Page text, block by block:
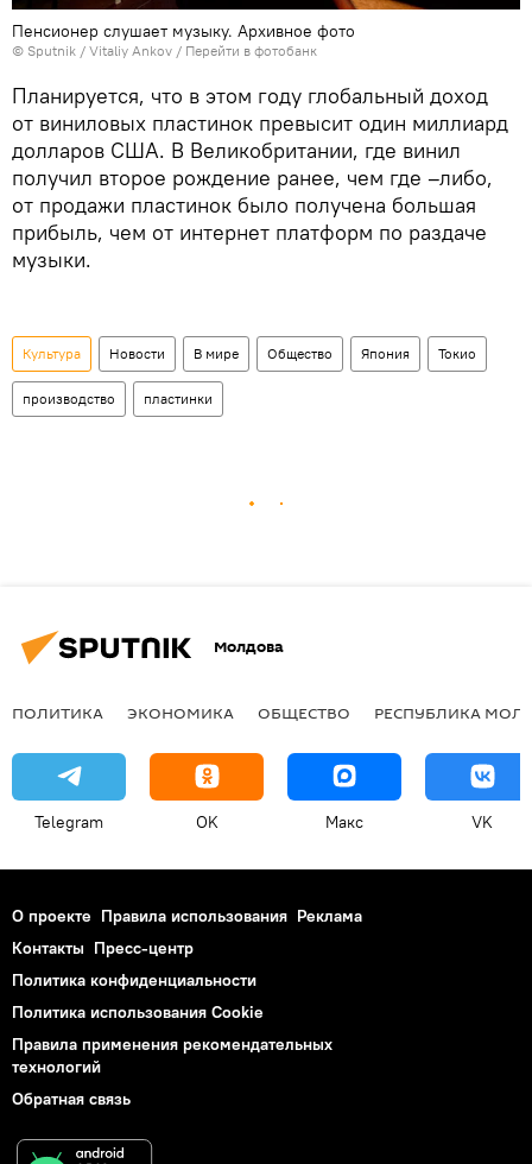
Пенсионер слушает музыку. Архивное фото
© Sputnik / Vitaliy Ankov / Перейти в фотобанк
Планируется, что в этом году глобальный доход
от виниловых пластинок превысит один миллиард
долларов США. В Великобритании, где винил
получил второе рождение ранее, чем где –либо,
от продажи пластинок было получена большая
прибыль, чем от интернет платформ по раздаче
музыки.
Культура Новости В мире Общество Япония Токио
производство пластинки
Молдова
ПОЛИТИКА ЭКОНОМИКА ОБЩЕСТВО РЕСПУБЛИКА
Telegram OK Макс VK
О проекте Правила использования Реклама
Контакты Пресс-центр
Политика конфиденциальности
Политика использования Cookie
Правила применения рекомендательных
технологий
Обратная связь